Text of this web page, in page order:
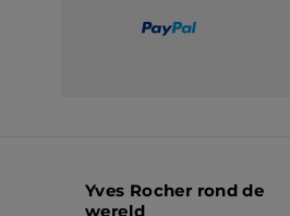
Yves Rocher rond de
wereld